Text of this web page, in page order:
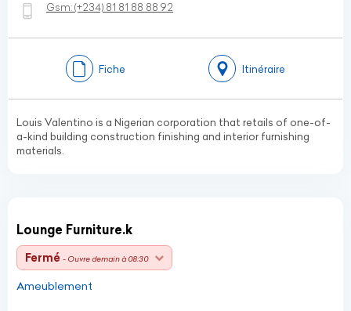
Gsm:(+234) 81 81 88 88 92
Fiche Itinéraire
Louis Valentino is a Nigerian corporation that retails of one-of-
a-kind building construction finishing and interior furnishing
materials.
Lounge Furniture.k
Fermé - Ouvre demain à 08:30
Ameublement